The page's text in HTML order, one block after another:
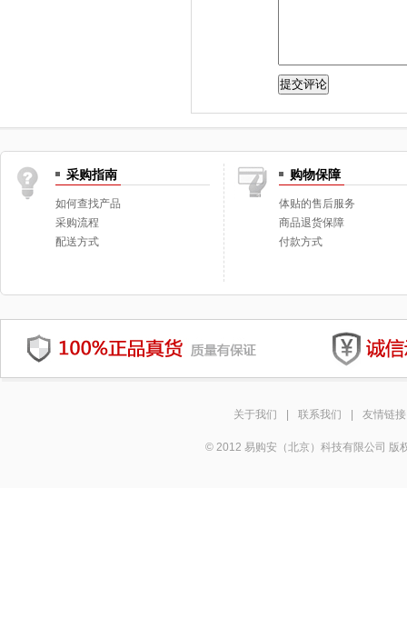
采购指南
如何查找产品
采购流程
配送方式
购物保障
体贴的售后服务
商品退货保障
付款方式
关于我们 联系我们 友情链接
© 2012 易购安（北京）科技有限公司 版